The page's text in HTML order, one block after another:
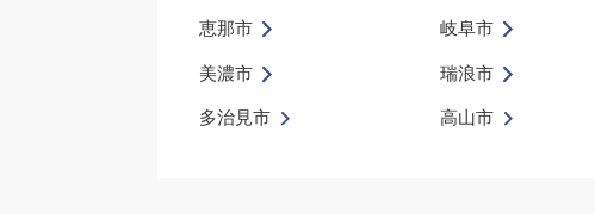
恵那市 岐阜市
美濃市 瑞浪市
多治見市 高山市